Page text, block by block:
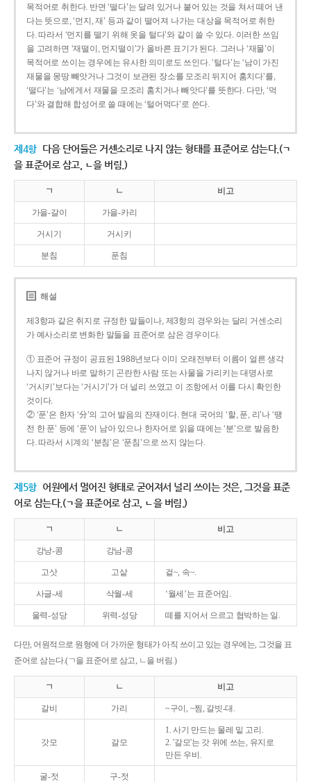
목적어로 취한다. 반면 ‘떨다’는 달려 있거나 붙어 있는 것을 쳐서 떼어 낸
다는 뜻으로, ‘먼지, 재’ 등과 같이 떨어져 나가는 대상을 목적어로 취한
다. 따라서 ‘먼지를 떨기 위해 옷을 털다’와 같이 쓸 수 있다. 이러한 쓰임
을 고려하면 ‘재떨이, 먼지떨이’가 올바른 표기가 된다. 그러나 ‘재물’이
목적어로 쓰이는 경우에는 유사한 의미로도 쓰인다. ‘털다’는 ‘남이 가진
재물을 몽땅 빼앗거나 그것이 보관된 장소를 모조리 뒤지어 훔치다’를,
‘떨다’는 ‘남에게서 재물을 모조리 훔치거나 빼앗다’를 뜻한다. 다만, ‘먹
다’와 결합해 합성어로 쓸 때에는 ‘털어먹다’로 쓴다.
제4항 다음 단어들은 거센소리로 나지 않는 형태를 표준어로 삼는다.(ㄱ
을 표준어로 삼고, ㄴ을 버림.)
ㄱ ㄴ 비고
가을-갈이 가을-카리
거시기 거시키
분침 푼침
해설
제3항과 같은 취지로 규정한 말들이나, 제3항의 경우와는 달리 거센소리
가 예사소리로 변화한 말들을 표준어로 삼은 경우이다.
① 표준어 규정이 공표된 1988년보다 이미 오래전부터 이름이 얼른 생각
나지 않거나 바로 말하기 곤란한 사람 또는 사물을 가리키는 대명사로
‘거시키’보다는 ‘거시기’가 더 널리 쓰였고 이 조항에서 이를 다시 확인한
것이다.
② ‘푼’은 한자 ‘分’의 고어 발음의 잔재이다. 현대 국어의 ‘할, 푼, 리’나 ‘땡
전 한 푼’ 등에 ‘푼’이 남아 있으나 한자어로 읽을 때에는 ‘분’으로 발음한
다. 따라서 시계의 ‘분침’은 ‘푼침’으로 쓰지 않는다.
제5항 어원에서 멀어진 형태로 굳어져서 널리 쓰이는 것은, 그것을 표준
어로 삼는다.(ㄱ을 표준어로 삼고, ㄴ을 버림.)
ㄱ ㄴ 비고
강낭-콩 강남-콩
고삿 고샅 겉~, 속~.
사글-세 삭월-세 ‘월세’는 표준어임.
울력-성당 위력-성당 떼를 지어서 으르고 협박하는 일.
다만, 어원적으로 원형에 더 가까운 형태가 아직 쓰이고 있는 경우에는, 그것을 표
준어로 삼는다.(ㄱ을 표준어로 삼고, ㄴ을 버림.)
ㄱ ㄴ 비고
갈비 가리 ~구이, ~찜, 갈빗-대.
갓모 갈모
1. 사기 만드는 물레 밑 고리.
2. '갈모'는 갓 위에 쓰는, 유지로
만든 우비.
굴-젓 구-젓